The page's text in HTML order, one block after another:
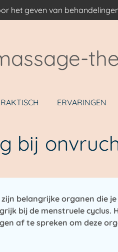
het geven van
ERVARINGEN
bij
belangrijke organen die
bij de menstruele
af te spreken om deze